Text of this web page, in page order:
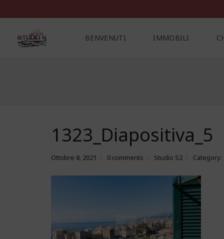
BENVENUTI IMMOBILI
1323_Diapositiva_5
Ottobre 8, 2021 0 comments Studio S2 Category: